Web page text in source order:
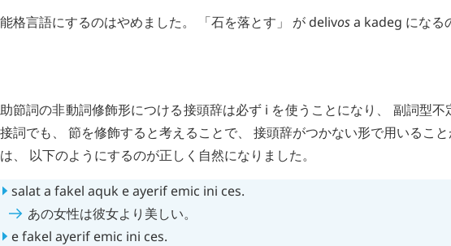
能格言語にするのはやめました。 「石を落とす」 が delivosa kadeg になる
助節詞の非動詞修飾形につける接頭辞は必ず i を使うことになり、 副詞型
接詞でも、 節を修飾すると考えることで、 接頭辞がつかない形で用いるこ
は、 以下のようにするのが正しく自然になりました。
salata fakel aquk eayerif emic ini ces.
あの女性は彼女より美しい。
efakel ayerif emic ini ces.